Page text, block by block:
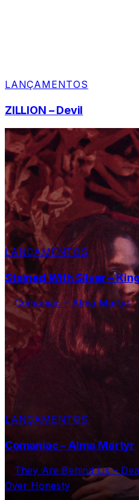
LANÇAMENTOS
ZILLION – Devil
LANÇAMENTOS
Stained With Silver –
LANÇAMENTOS
Comaniac – Alma Martyr